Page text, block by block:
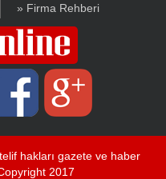
» Firma Rehberi
hakları gazete ve haber
2017